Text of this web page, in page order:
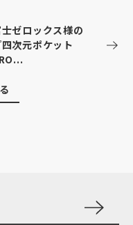
士ゼロックス様の
四次元ポケット